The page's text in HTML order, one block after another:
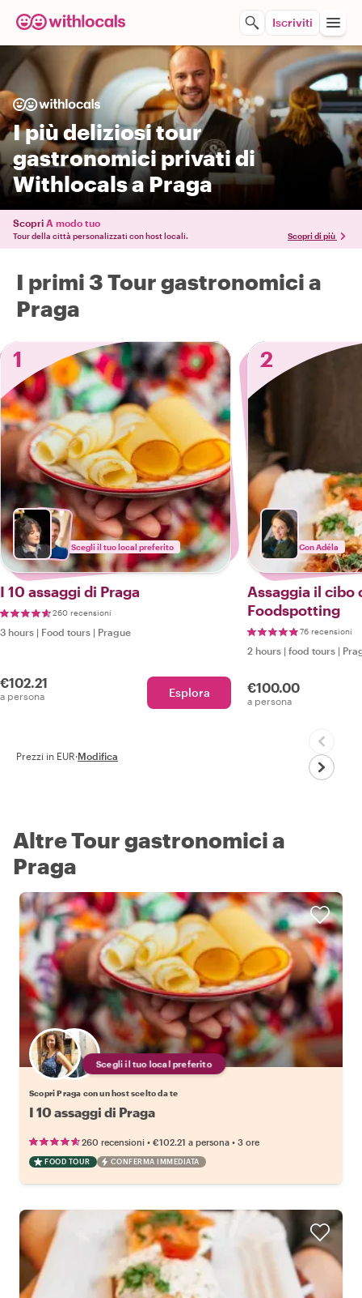
Iscriviti
I più deliziosi tour
gastronomici privati di
Withlocals a Praga
Scopri A modo tuo
Tour della città personalizzati con host locali. Scopri di più
I primi 3 Tour gastronomici a
Praga
1
Scegli il tuo local preferito
I 10 assaggi di Praga
260 recensioni
3 hours | Food tours | Prague
€102.21
a persona Esplora
2
Con Adéla
Assaggia il cibo
Foodspotting
76 recensioni
2 hours | food tours |
€100.00
a persona
Prezzi in EUR·Modifica
Altre Tour gastronomici a
Praga
Scegli il tuo local preferito
Scopri Praga con un host scelto da te
I 10 assaggi di Praga
260 recensioni • €102.21 a persona • 3 ore
FOOD TOUR CONFERMA IMMEDIATA